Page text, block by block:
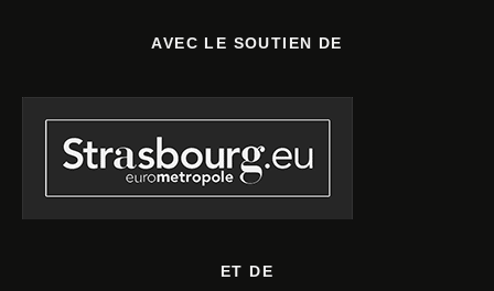
AVEC LE SOUTIEN DE
ET DE